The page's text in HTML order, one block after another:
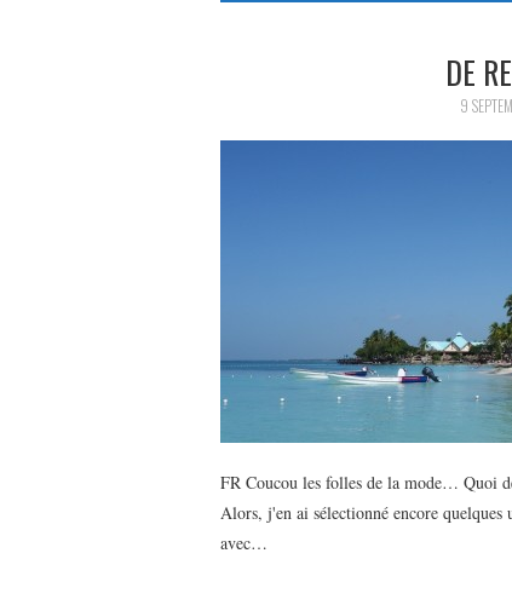
DE
9
FR Coucou les folles de la mode… Quoi
Alors, j'en ai sélectionné encore
avec…